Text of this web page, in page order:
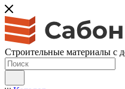
Строительные материалы с